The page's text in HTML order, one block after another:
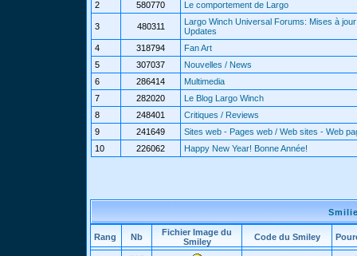
2
580770 Le comportement de Largo
3 480311
Largo Winch Universal Forums: Mises à
Updates
4
318794
Fan Art
5
307037
Nouvelles / News
6
286414
Multimedia
7
282020
Le Blog Largo Winch
8
248401
Critiques / Reviews
9
241649
Sites web - Pages web / Web sites - Web
10
226062 Happy New Year! Bonne Année!
Rang Nb
Fichier Image du
Smiley
Code du Smiley